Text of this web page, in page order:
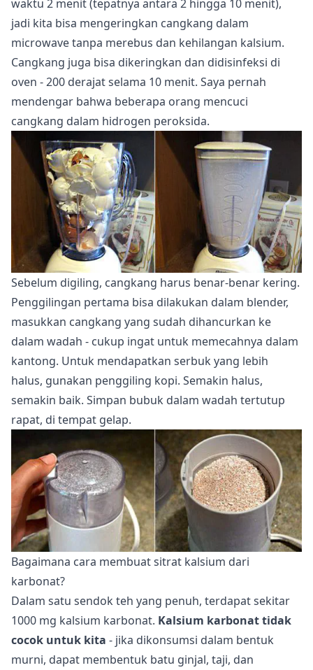
waktu 2 menit (tepatnya antara 2 hingga 10 menit),
jadi kita bisa mengeringkan cangkang dalam
microwave tanpa merebus dan kehilangan kalsium.
Cangkang juga bisa dikeringkan dan didisinfeksi di
oven - 200 derajat selama 10 menit. Saya pernah
mendengar bahwa beberapa orang mencuci
cangkang dalam hidrogen peroksida.
Sebelum digiling, cangkang harus benar-benar kering.
Penggilingan pertama bisa dilakukan dalam blender,
masukkan cangkang yang sudah dihancurkan ke
dalam wadah - cukup ingat untuk memecahnya dalam
kantong. Untuk mendapatkan serbuk yang lebih
halus, gunakan penggiling kopi. Semakin halus,
semakin baik. Simpan bubuk dalam wadah tertutup
rapat, di tempat gelap.
Bagaimana cara membuat sitrat kalsium dari
karbonat?
Dalam satu sendok teh yang penuh, terdapat sekitar
1000 mg kalsium karbonat. Kalsium karbonat tidak
cocok untuk kita - jika dikonsumsi dalam bentuk
murni, dapat membentuk batu ginjal, taji, dan